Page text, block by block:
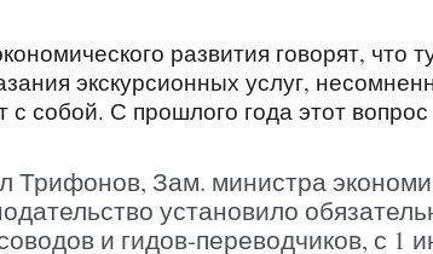
развития говорят,
экскурсионных услуг,
с собой. С прошлого года этот
Трифонов, Зам. министра
установило
и гидов-переводчиков, с